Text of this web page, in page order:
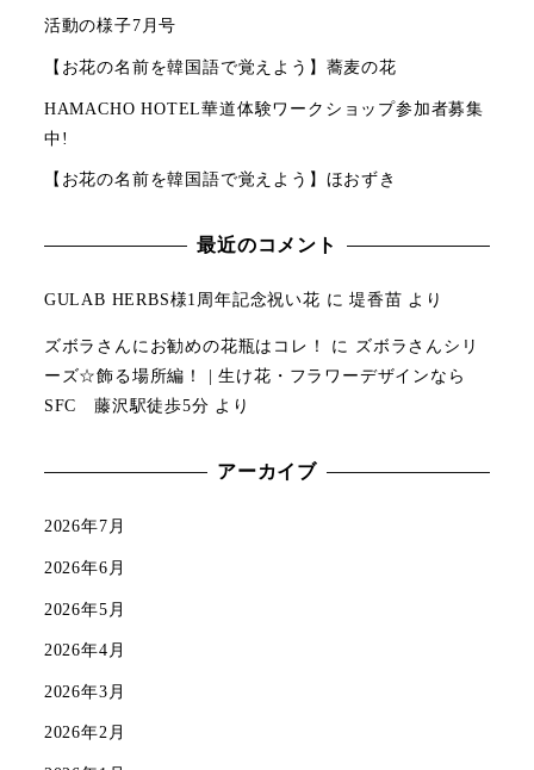
活動の様子7月号
【お花の名前を韓国語で覚えよう】蕎麦の花
HAMACHO HOTEL華道体験ワークショップ参加者募集
中!
【お花の名前を韓国語で覚えよう】ほおずき
最近のコメント
GULAB HERBS様1周年記念祝い花 に堤香苗 より
ズボラさんにお勧めの花瓶はコレ！ に ズボラさんシリ
ーズ☆飾る場所編！ | 生け花・フラワーデザインなら
SFC 藤沢駅徒歩5分 より
アーカイブ
2026年7月
2026年6月
2026年5月
2026年4月
2026年3月
2026年2月